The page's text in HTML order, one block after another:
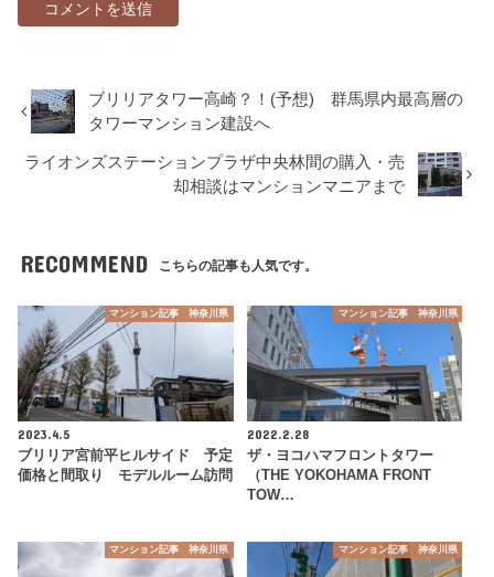
ブリリアタワー高崎？！(予想) 群馬県内最高層の
タワーマンション建設へ
ライオンズステーションプラザ中央林間の購入・売
却相談はマンションマニアまで
RECOMMEND こちらの記事も人気です。
マンション記事 神奈川県
2023.4.5
ブリリア宮前平ヒルサイド 予定
価格と間取り モデルルーム訪問
マンション記事 神奈川県
2022.2.28
ザ・ヨコハマフロントタワー
（THE YOKOHAMA FRONT
TOW…
マンション記事 神奈川県 マンション記事 神奈川県